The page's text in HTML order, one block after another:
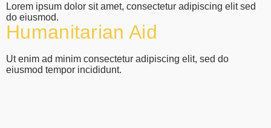
Lorem ipsum dolor sit amet, consectetur adipiscing elit sed
do eiusmod.
Humanitarian Aid
Ut enim ad minim consectetur adipiscing elit, sed do
eiusmod tempor incididunt.